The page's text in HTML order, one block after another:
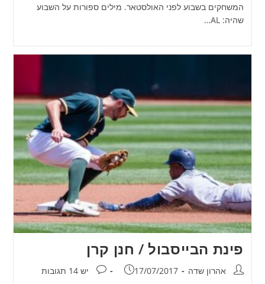
המשחקים בשבוע לפני האולסטאר. מילים ספורות על השבוע
שהיה: AL…
פינת הבייסבול / חנן קרן
מחבר:אהרון שדה פורסם:
17/07/2017 תגובות:
יש 14 תגובות